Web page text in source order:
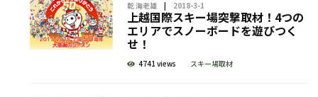
乾 海老雄 2018-3-1
上越国際スキー場突撃取材！4つの
エリアでスノーボードを遊びつく
せ！
4741 views スキー場取材